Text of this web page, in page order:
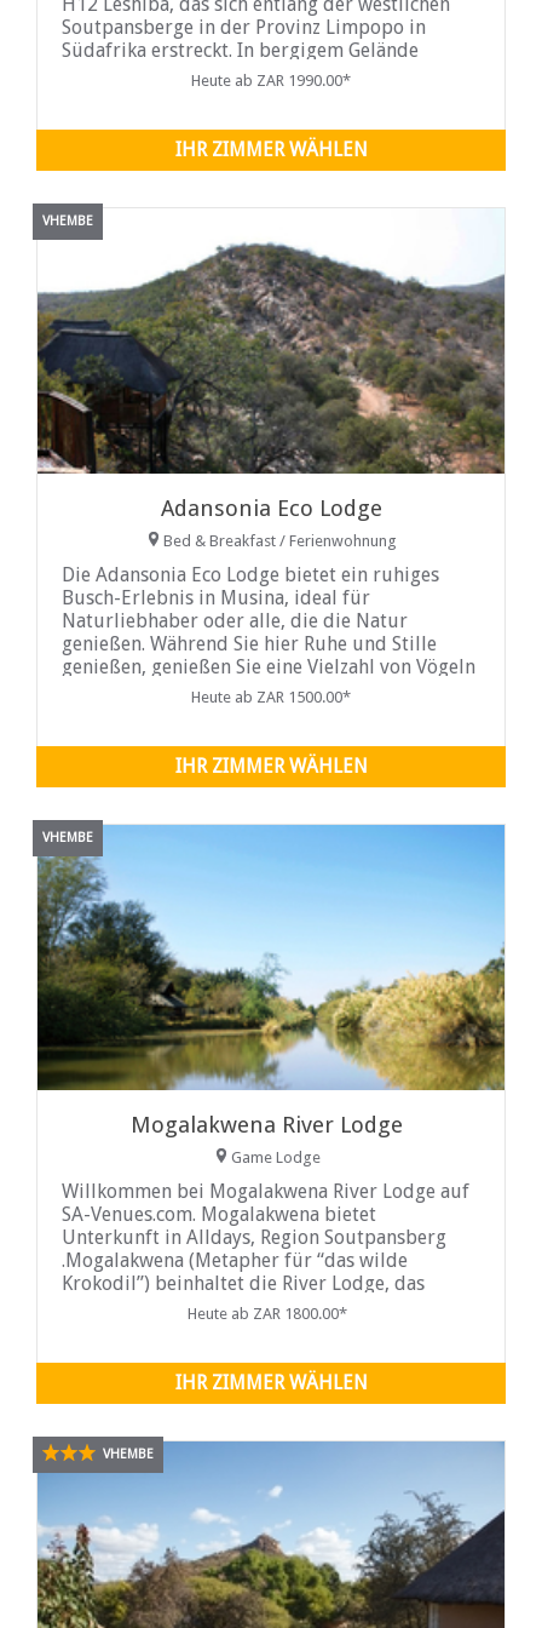
Soutpansberge in der Provinz Limpopo in
Südafrika erstreckt. In bergigem Gelände
gelegen, ist die Farm oft in einem Morgennebel
Heute ab ZAR 1990.00*
IHR ZIMMER WÄHLEN
VHEMBE
Adansonia Eco Lodge
Bed & Breakfast / Ferienwohnung
Die Adansonia Eco Lodge bietet ein ruhiges
Busch-Erlebnis in Musina, ideal für
Naturliebhaber oder alle, die die Natur
genießen. Während Sie hier Ruhe und Stille
genießen, genießen Sie eine Vielzahl von Vögeln
und Wildtieren, darunter
Heute ab ZAR 1500.00*
IHR ZIMMER WÄHLEN
VHEMBE
Mogalakwena River Lodge
Game Lodge
Willkommen bei Mogalakwena River Lodge auf
SA-Venues.com. Mogalakwena bietet
Unterkunft in Alldays, Region Soutpansberg
.Mogalakwena (Metapher für “das wilde
Krokodil”) beinhaltet die River Lodge, das
Craft Art Village (ein Dorf in dem
Heute ab ZAR 1800.00*
IHR ZIMMER WÄHLEN
VHEMBE